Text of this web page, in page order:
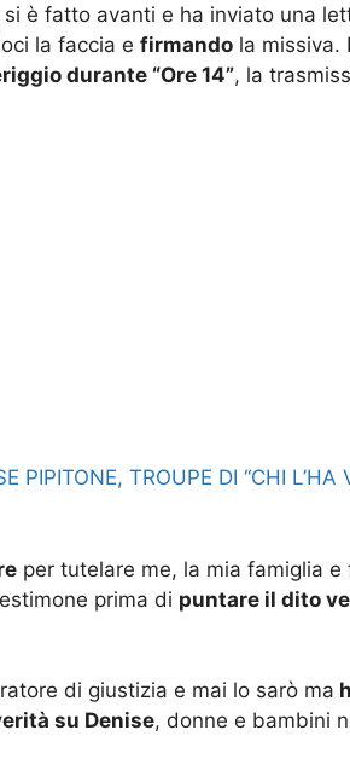
si è fatto avanti e ha inviato una
la faccia e firmando la missiva.
durante “Ore 14”, la
PIPITONE, TROUPE DI “CHI
per tutelare me, la mia famiglia
prima di puntare il dito
di giustizia e mai lo sarò ma
su Denise, donne e bambini